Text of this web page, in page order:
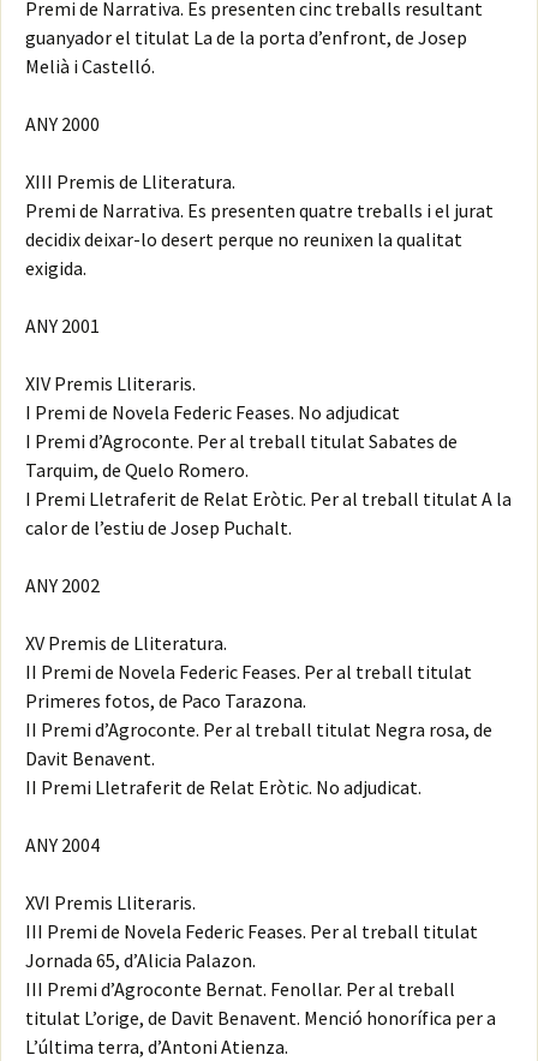
Premi de Narrativa. Es presenten cinc treballs resultant
guanyador el titulat La de la porta d’enfront, de Josep
Melià i Castelló.
ANY 2000
XIII Premis de Lliteratura.
Premi de Narrativa. Es presenten quatre treballs i el jurat
decidix deixar-lo desert perque no reunixen la qualitat
exigida.
ANY 2001
XIV Premis Lliteraris.
I Premi de Novela Federic Feases. No adjudicat
I Premi d’Agroconte. Per al treball titulat Sabates de
Tarquim, de Quelo Romero.
I Premi Lletraferit de Relat Eròtic. Per al treball titulat A la
calor de l’estiu de Josep Puchalt.
ANY 2002
XV Premis de Lliteratura.
II Premi de Novela Federic Feases. Per al treball titulat
Primeres fotos, de Paco Tarazona.
II Premi d’Agroconte. Per al treball titulat Negra rosa, de
Davit Benavent.
II Premi Lletraferit de Relat Eròtic. No adjudicat.
ANY 2004
XVI Premis Lliteraris.
III Premi de Novela Federic Feases. Per al treball titulat
Jornada 65, d’Alicia Palazon.
III Premi d’Agroconte Bernat. Fenollar. Per al treball
titulat L’orige, de Davit Benavent. Menció honorífica per a
L’última terra, d’Antoni Atienza.